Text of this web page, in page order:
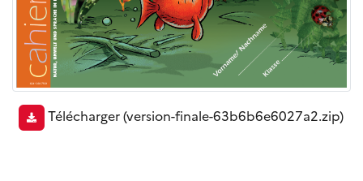
Télécharger(version-finale-63b6b6e6027a2.zip)